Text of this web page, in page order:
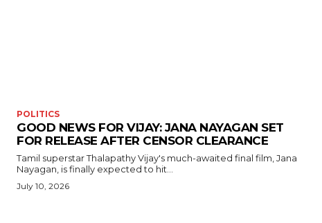
POLITICS
GOOD NEWS FOR VIJAY: JANA NAYAGAN SET
FOR RELEASE AFTER CENSOR CLEARANCE
Tamil superstar Thalapathy Vijay's much-awaited final film, Jana
Nayagan, is finally expected to hit...
July 10, 2026